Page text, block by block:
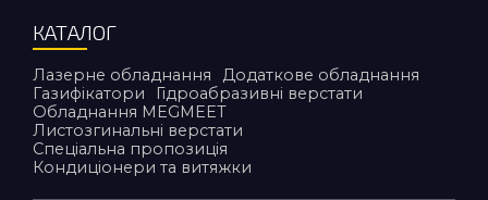
КАТАЛОГ
Лазерне обладнання
Додаткове обладнання
Газифікатори
Гідроабразивні верстати
Обладнання MEGMEET
Листозгинальні верстати
Спеціальна пропозиція
Кондиціонери та витяжки